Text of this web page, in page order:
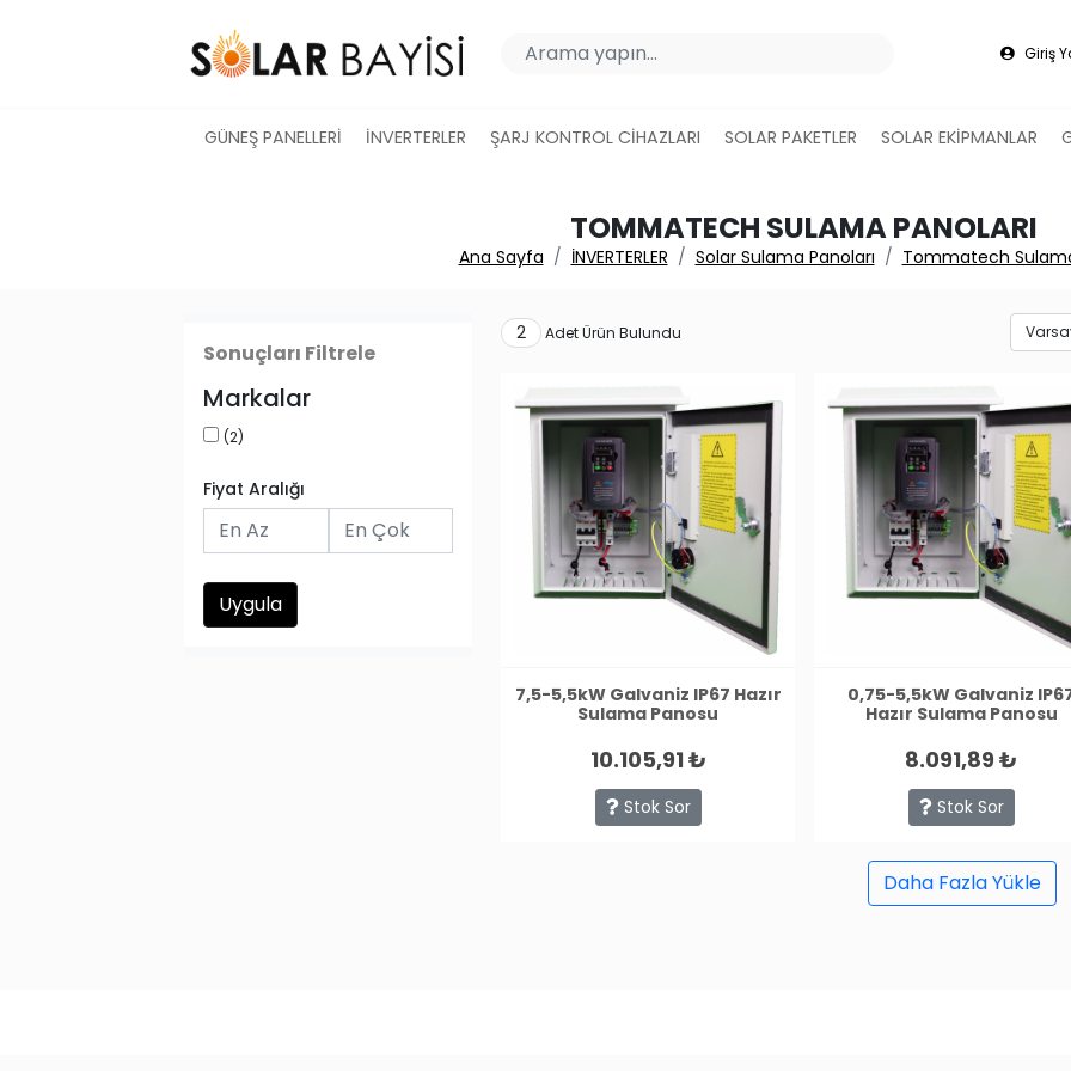
Giriş
GÜNEŞ PANELLERİ İNVERTERLER ŞARJ KONTROL CİHAZLARI SOLAR PAKETLER SOLAR EKİPMANLAR
TOMMATECH SULAMA PANOLARI
Ana Sayfa İNVERTERLER Solar Sulama Panoları Tommatech
Sonuçları Filtrele
Markalar
(2)
Fiyat Aralığı
Uygula
2 Adet Ürün Bulundu
7,5-5,5kW Galvaniz IP67 Hazır
Sulama Panosu
10.105,91 ₺
Stok Sor
0,75-5,5kW Galvaniz
Hazır Sulama Panosu
8.091,89 ₺
Stok Sor
Daha Fazla Yükle